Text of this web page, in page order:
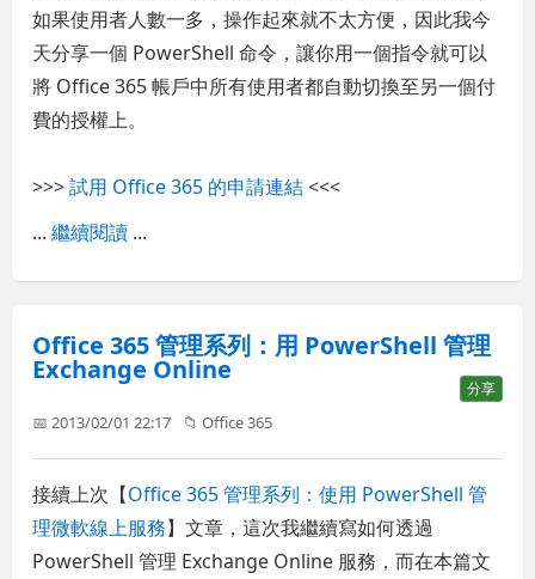
如果使用者人數一多，操作起來就不太方便，因此我今
天分享一個 PowerShell 命令，讓你用一個指令就可以
將 Office 365 帳戶中所有使用者都自動切換至另一個付
費的授權上。
>>>試用 Office 365 的申請連結<<<
...繼續閱讀 ...
Office 365 管理系列：用 PowerShell 管理
Exchange Online
分享
📅 2013/02/01 22:17 📁Office 365
接續上次【Office 365 管理系列：使用 PowerShell 管
理微軟線上服務】文章，這次我繼續寫如何透過
PowerShell 管理 Exchange Online 服務，而在本篇文